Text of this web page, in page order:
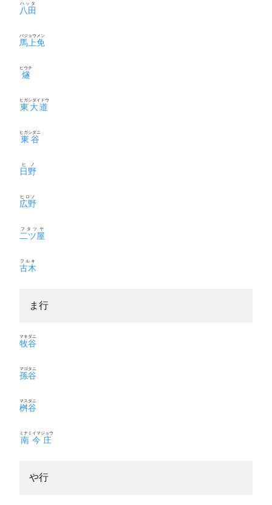
八田
ハッタ
馬上免
バジョウメン
燧
ヒウチ
東大道
ヒガシダイドウ
東谷
ヒガシダニ
日野
ヒノ
広野
ヒロノ
二ツ屋
フタツヤ
古木
フルキ
ま行
牧谷
マキダニ
孫谷
マゴタニ
桝谷
マスダニ
南今庄
ミナミイマジョウ
や行